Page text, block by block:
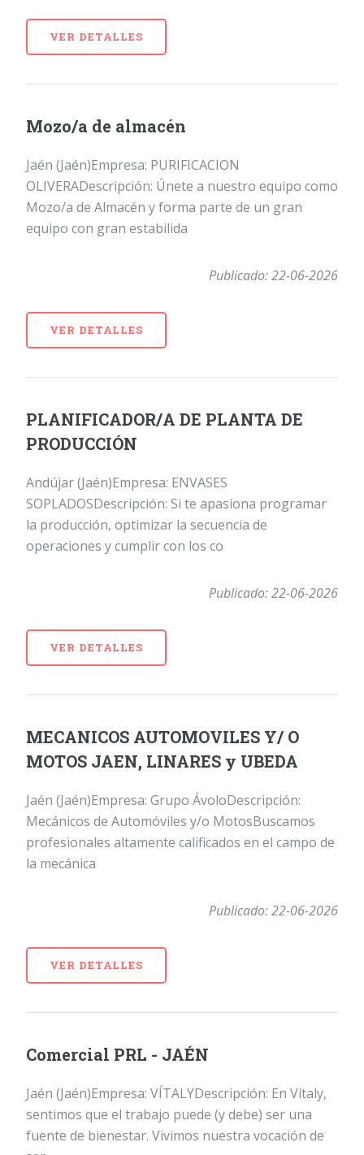
VER DETALLES
Mozo/a de almacén
Jaén (Jaén)Empresa: PURIFICACION
OLIVERADescripción: Únete a nuestro equipo como
Mozo/a de Almacén y forma parte de un gran
equipo con gran estabilida
Publicado: 22-06-2026
VER DETALLES
PLANIFICADOR/A DE PLANTA DE
PRODUCCIÓN
Andújar (Jaén)Empresa: ENVASES
SOPLADOSDescripción: Si te apasiona programar
la producción, optimizar la secuencia de
operaciones y cumplir con los co
Publicado: 22-06-2026
VER DETALLES
MECANICOS AUTOMOVILES Y/ O
MOTOS JAEN, LINARES y UBEDA
Jaén (Jaén)Empresa: Grupo ÁvoloDescripción:
Mecánicos de Automóviles y/o MotosBuscamos
profesionales altamente calificados en el campo de
la mecánica
Publicado: 22-06-2026
VER DETALLES
Comercial PRL - JAÉN
Jaén (Jaén)Empresa: VÍTALYDescripción: En Vítaly,
sentimos que el trabajo puede (y debe) ser una
fuente de bienestar. Vivimos nuestra vocación de